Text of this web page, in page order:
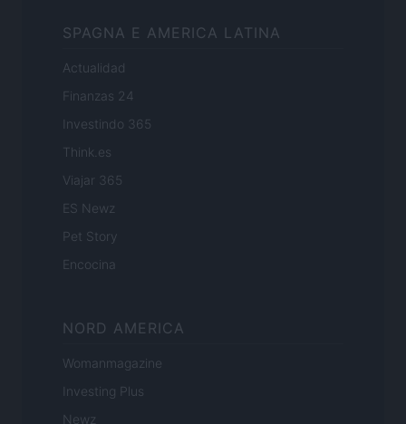
SPAGNA E AMERICA LATINA
Actualidad
Finanzas 24
Investindo 365
Think.es
Viajar 365
ES Newz
Pet Story
Encocina
NORD AMERICA
Womanmagazine
Investing Plus
Newz